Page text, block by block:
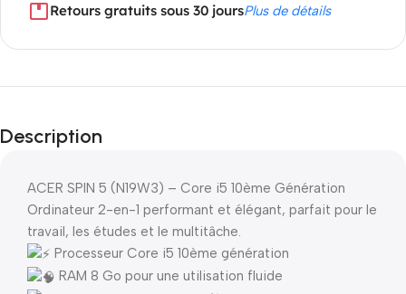
Retours gratuits sous 30 joursPlus de détails
Description
ACER SPIN 5 (N19W3) – Core i5 10ème Génération
Ordinateur 2-en-1 performant et élégant, parfait pour le
travail, les études et le multitâche.
Processeur Core i5 10ème génération
RAM 8 Go pour une utilisation fluide